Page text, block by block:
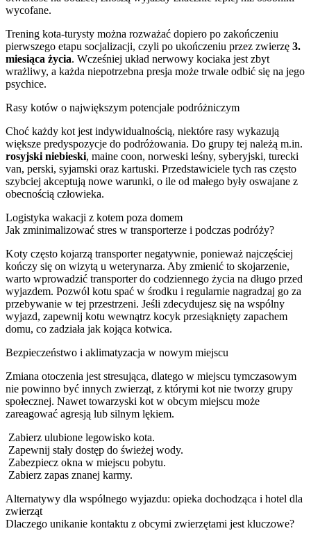
wycofane.
Trening kota-turysty można rozważać dopiero po zakończeniu
pierwszego etapu socjalizacji, czyli po ukończeniu przez zwierzę 3.
miesiąca życia. Wcześniej układ nerwowy kociaka jest zbyt
wrażliwy, a każda niepotrzebna presja może trwale odbić się na jego
psychice.
Rasy kotów o największym potencjale podróżniczym
Choć każdy kot jest indywidualnością, niektóre rasy wykazują
większe predyspozycje do podróżowania. Do grupy tej należą m.in.
rosyjski niebieski, maine coon, norweski leśny, syberyjski, turecki
van, perski, syjamski oraz kartuski. Przedstawiciele tych ras często
szybciej akceptują nowe warunki, o ile od małego były oswajane z
obecnością człowieka.
Logistyka wakacji z kotem poza domem
Jak zminimalizować stres w transporterze i podczas podróży?
Koty często kojarzą transporter negatywnie, ponieważ najczęściej
kończy się on wizytą u weterynarza. Aby zmienić to skojarzenie,
warto wprowadzić transporter do codziennego życia na długo przed
wyjazdem. Pozwól kotu spać w środku i regularnie nagradzaj go za
przebywanie w tej przestrzeni. Jeśli zdecydujesz się na wspólny
wyjazd, zapewnij kotu wewnątrz kocyk przesiąknięty zapachem
domu, co zadziała jak kojąca kotwica.
Bezpieczeństwo i aklimatyzacja w nowym miejscu
Zmiana otoczenia jest stresująca, dlatego w miejscu tymczasowym
nie powinno być innych zwierząt, z którymi kot nie tworzy grupy
społecznej. Nawet towarzyski kot w obcym miejscu może
zareagować agresją lub silnym lękiem.
Zabierz ulubione legowisko kota.
Zapewnij stały dostęp do świeżej wody.
Zabezpiecz okna w miejscu pobytu.
Zabierz zapas znanej karmy.
Alternatywy dla wspólnego wyjazdu: opieka dochodząca i hotel dla
zwierząt
Dlaczego unikanie kontaktu z obcymi zwierzętami jest kluczowe?